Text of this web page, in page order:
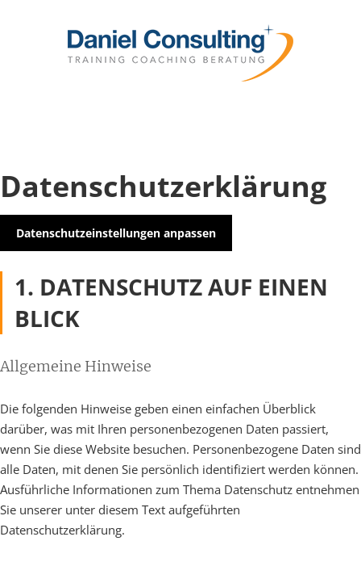
Datenschutz­erklärung
Datenschutzeinstellungen anpassen
1. DATENSCHUTZ AUF EINEN
BLICK
Allgemeine Hinweise
Die folgenden Hinweise geben einen einfachen Überblick
darüber, was mit Ihren personenbezogenen Daten passiert,
wenn Sie diese Website besuchen. Personenbezogene Daten sind
alle Daten, mit denen Sie persönlich identifiziert werden können.
Ausführliche Informationen zum Thema Datenschutz entnehmen
Sie unserer unter diesem Text aufgeführten
Datenschutzerklärung.